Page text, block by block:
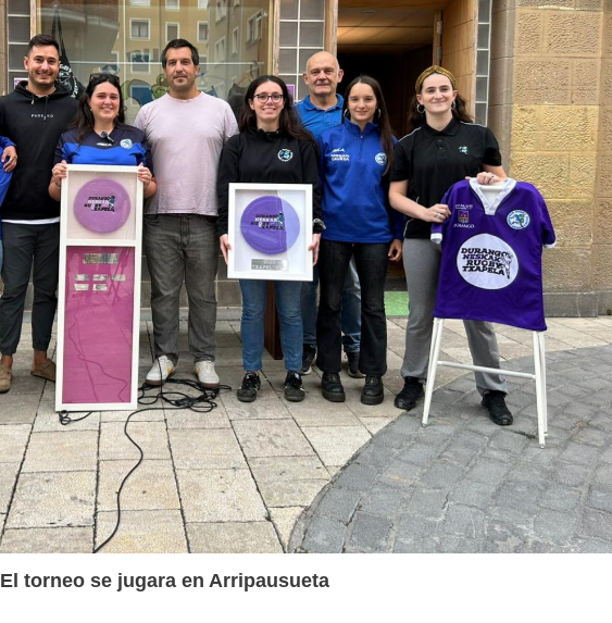
El torneo se jugara en Arripausueta